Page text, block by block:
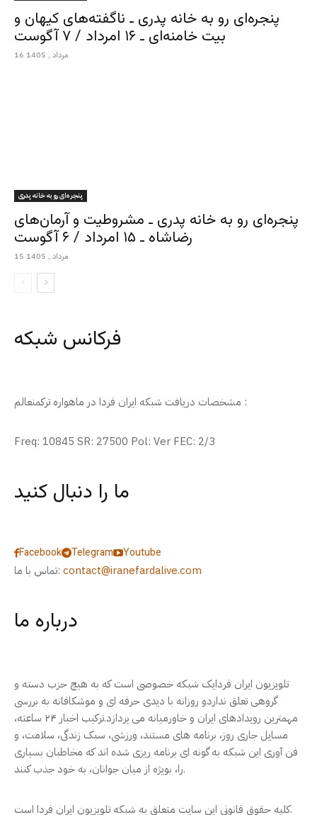
پنجره‌ای رو به خانه پدری ـ ناگفته‌های کیهان و
بیت خامنه‌ای ـ ۱۶ امرداد / ۷ آگوست
16 مرداد , 1405
پنجره‌ای رو به خانه پدری
پنجره‌ای رو به خانه پدری ـ مشروطیت و آرمان‌های
رضاشاه ـ ۱۵ امرداد / ۶ آگوست
15 مرداد , 1405
فرکانس شبکه
مشخصات دریافت شبکه ایران فردا در ماهواره ترکمنعالم :
Freq: 10845 SR: 27500 Pol: Ver FEC: 2/3
ما را دنبال کنید
Facebook Telegram
Youtube
تماس با ما: contact@iranefardalive.com
درباره ما
تلویزیون ایران فردایک شبکه خصوصی است که به هیچ حزب دسته و
گروهی تعلق نداردو روزانه با دیدی حرفه ای و موشکافانه به بررسی
مهمترین رویدادهای ایران و خاورمیانه می پردازد.ترکیب اخبار ۲۴ ساعته،
مسایل جاری روز، برنامه های مستند، ورزشی، سبک زندگی، سلامت، و
فن آوری این شبکه به گونه ای برنامه ریزی شده اند که مخاطبان بسیاری
را، بویژه از میان جوانان، به خود جذب کنند.
کلیه حقوق قانونی این سایت متعلق به شبکه تلویزیون ایران فردا است.